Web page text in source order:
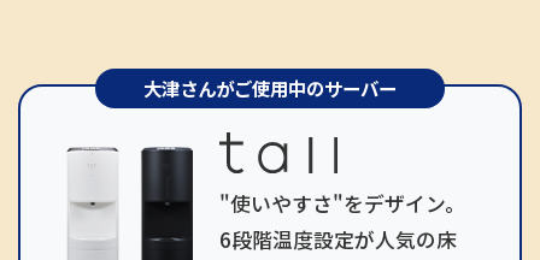
大津さんがご使用中のサーバー
"使いやすさ"をデザイン。
6段階温度設定が人気の床